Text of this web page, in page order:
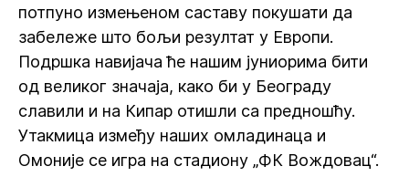
потпуно измењеном саставу покушати да
забележе што бољи резултат у Европи.
Подршка навијача ће нашим јуниорима бити
од великог значаја, како би у Београду
славили и на Кипар отишли са предношћу.
Утакмица између наших омладинаца и
Омоније се игра на стадиону „ФК Вождовац“.